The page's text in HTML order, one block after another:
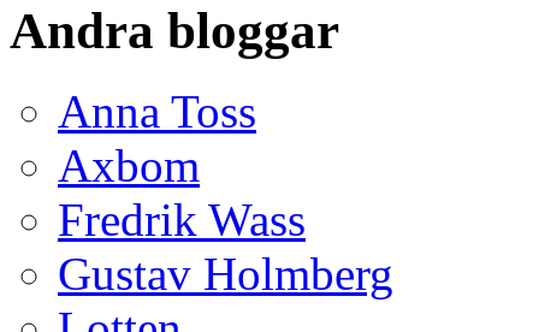
Andra bloggar
Anna Toss
Axbom
Fredrik Wass
Gustav Holmberg